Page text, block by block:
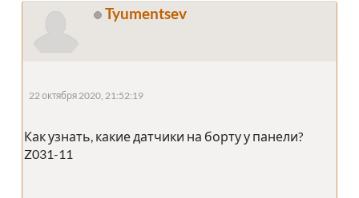
Tyumentsev
22 октября 2020, 21:52:19
Как узнать, какие датчики на борту у панели?
Z031-11